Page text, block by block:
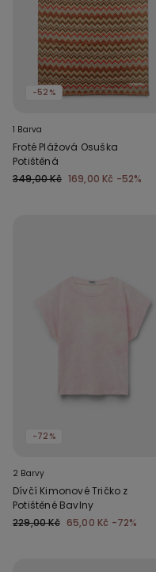
-52%
1 Barva
Froté Plážová Osuška
Potištěná
349,00 Kč 169,00 Kč -52%
-72%
2 Barvy
Dívčí Kimonové Tričko z
Potištěné Bavlny
229,00 Kč 65,00 Kč -72%